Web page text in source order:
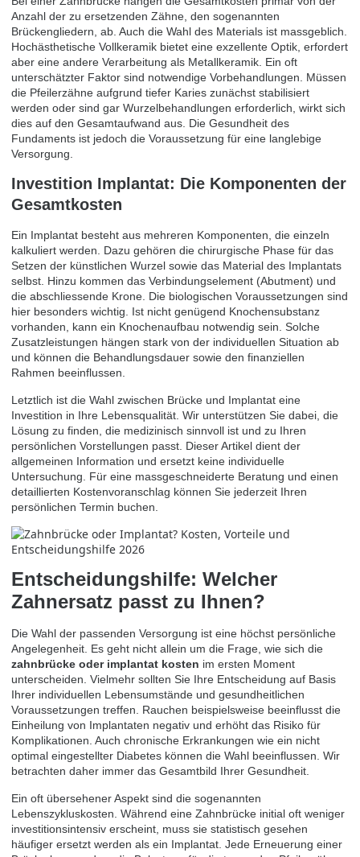
Anzahl der zu ersetzenden Zähne, den sogenannten
Brückengliedern, ab. Auch die Wahl des Materials ist massgeblich.
Hochästhetische Vollkeramik bietet eine exzellente Optik, erfordert
aber eine andere Verarbeitung als Metallkeramik. Ein oft
unterschätzter Faktor sind notwendige Vorbehandlungen. Müssen
die Pfeilerzähne aufgrund tiefer Karies zunächst stabilisiert
werden oder sind gar Wurzelbehandlungen erforderlich, wirkt sich
dies auf den Gesamtaufwand aus. Die Gesundheit des
Fundaments ist jedoch die Voraussetzung für eine langlebige
Versorgung.
Investition Implantat: Die Komponenten der
Gesamtkosten
Ein Implantat besteht aus mehreren Komponenten, die einzeln
kalkuliert werden. Dazu gehören die chirurgische Phase für das
Setzen der künstlichen Wurzel sowie das Material des Implantats
selbst. Hinzu kommen das Verbindungselement (Abutment) und
die abschliessende Krone. Die biologischen Voraussetzungen sind
hier besonders wichtig. Ist nicht genügend Knochensubstanz
vorhanden, kann ein Knochenaufbau notwendig sein. Solche
Zusatzleistungen hängen stark von der individuellen Situation ab
und können die Behandlungsdauer sowie den finanziellen
Rahmen beeinflussen.
Letztlich ist die Wahl zwischen Brücke und Implantat eine
Investition in Ihre Lebensqualität. Wir unterstützen Sie dabei, die
Lösung zu finden, die medizinisch sinnvoll ist und zu Ihren
persönlichen Vorstellungen passt. Dieser Artikel dient der
allgemeinen Information und ersetzt keine individuelle
Untersuchung. Für eine massgeschneiderte Beratung und einen
detaillierten Kostenvoranschlag können Sie jederzeit Ihren
persönlichen Termin buchen
Entscheidungshilfe: Welcher
Zahnersatz passt zu Ihnen?
Die Wahl der passenden Versorgung ist eine höchst persönliche
Angelegenheit. Es geht nicht allein um die Frage, wie sich die
zahnbrücke oder implantat kosten im ersten Moment
unterscheiden. Vielmehr sollten Sie Ihre Entscheidung auf Basis
Ihrer individuellen Lebensumstände und gesundheitlichen
Voraussetzungen treffen. Rauchen beispielsweise beeinflusst die
Einheilung von Implantaten negativ und erhöht das Risiko für
Komplikationen. Auch chronische Erkrankungen wie ein nicht
optimal eingestellter Diabetes können die Wahl beeinflussen. Wir
betrachten daher immer das Gesamtbild Ihrer Gesundheit.
Ein oft übersehener Aspekt sind die sogenannten
Lebenszykluskosten. Während eine Zahnbrücke initial oft weniger
investitionsintensiv erscheint, muss sie statistisch gesehen
häufiger ersetzt werden als ein Implantat. Jede Erneuerung einer